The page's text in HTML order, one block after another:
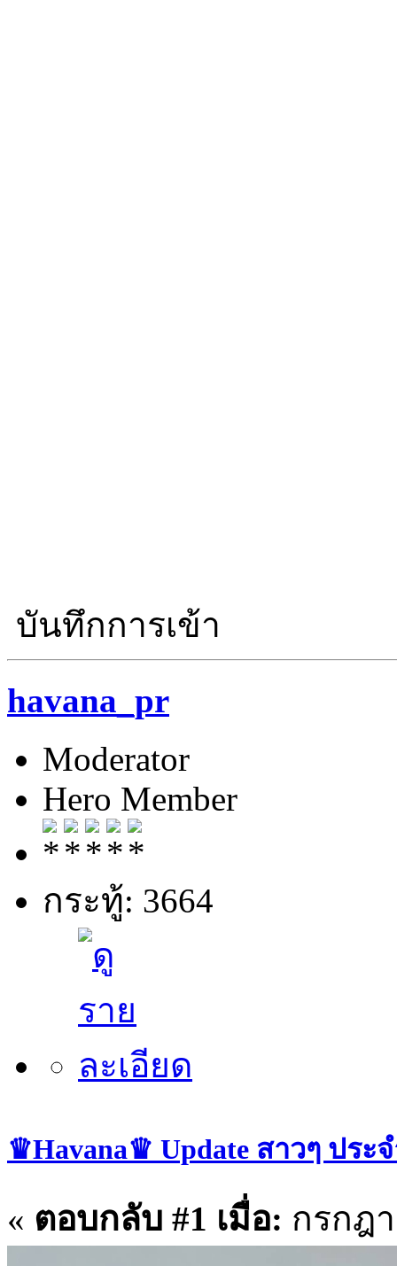
บันทึกการเข้า
havana_pr
Moderator
Hero Member
กระทู้: 3664
♛Havana♛ Update สาวๆ ประ
« ตอบกลับ #1 เมื่อ: กรกฎ